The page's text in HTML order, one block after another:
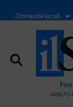
Cronache locali
SABATO